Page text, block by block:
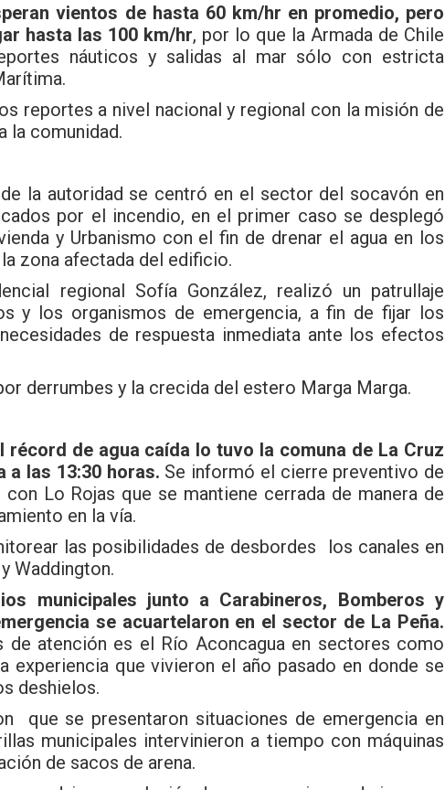
vientos de hasta 60 km/hr en promedio, pero
hasta las 100 km/hr, por lo que la Armada de Chile
náuticos y salidas al mar sólo con estricta
reportes a nivel nacional y regional con la misión de
la comunidad.
la autoridad se centró en el sector del socavón en
por el incendio, en el primer caso se desplegó
y Urbanismo con el fin de drenar el agua en los
zona afectada del edificio.
regional Sofía González, realizó un patrullaje
y los organismos de emergencia, a fin de fijar los
de respuesta inmediata ante los efectos
derrumbes y la crecida del estero Marga Marga.
récord de agua caída lo tuvo la comuna de La Cruz
a las 13:30 horas. Se informó el cierre preventivo de
Lo Rojas que se mantiene cerrada de manera de
en la vía.
las posibilidades de desbordes los canales en
Waddington.
municipales junto a Carabineros, Bomberos y
se acuartelaron en el sector de La Peña.
atención es el Río Aconcagua en sectores como
experiencia que vivieron el año pasado en donde se
deshielos.
que se presentaron situaciones de emergencia en
municipales intervinieron a tiempo con máquinas
de sacos de arena.